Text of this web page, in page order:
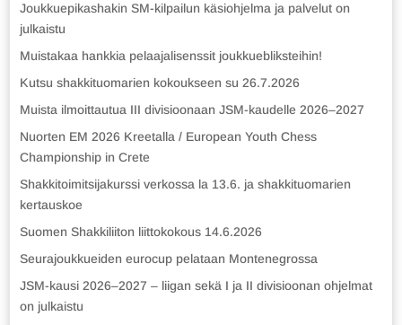
Joukkuepikashakin SM-kilpailun käsiohjelma ja palvelut on
julkaistu
Muistakaa hankkia pelaajalisenssit joukkuebliksteihin!
Kutsu shakkituomarien kokoukseen su 26.7.2026
Muista ilmoittautua III divisioonaan JSM-kaudelle 2026–2027
Nuorten EM 2026 Kreetalla / European Youth Chess
Championship in Crete
Shakkitoimitsijakurssi verkossa la 13.6. ja shakkituomarien
kertauskoe
Suomen Shakkiliiton liittokokous 14.6.2026
Seurajoukkueiden eurocup pelataan Montenegrossa
JSM-kausi 2026–2027 – liigan sekä I ja II divisioonan ohjelmat
on julkaistu